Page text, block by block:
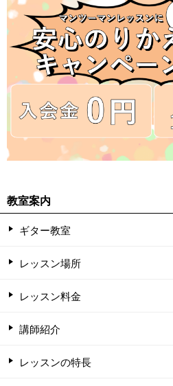
教室案内
ギター教室
レッスン場所
レッスン料金
講師紹介
レッスンの特長